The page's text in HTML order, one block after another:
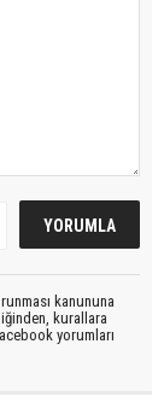
kanununa
kurallara
yorumları